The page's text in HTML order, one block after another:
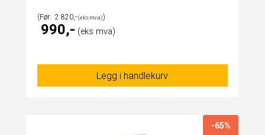
2 820
990
Legg i handlekurv
-65%